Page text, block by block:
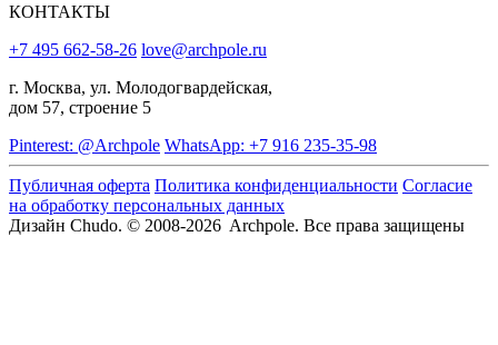
КОНТАКТЫ
+7 495 662-58-26 love@archpole.ru
г. Москва, ул. Молодогвардейская,
дом 57, строение 5
Pinterest: @Archpole WhatsApp: +7 916 235-35-98
Публичная оферта Политика конфиденциальности Согласие
на обработку персональных данных
Дизайн Chudo. © 2008-2026 Archpole. Все права защищены